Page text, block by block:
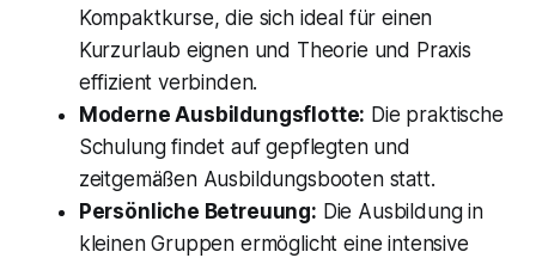
Kompaktkurse, die sich ideal für einen
Kurzurlaub eignen und Theorie und Praxis
effizient verbinden.
Moderne Ausbildungsflotte: Die praktische
Schulung findet auf gepflegten und
zeitgemäßen Ausbildungsbooten statt.
Persönliche Betreuung: Die Ausbildung in
kleinen Gruppen ermöglicht eine intensive